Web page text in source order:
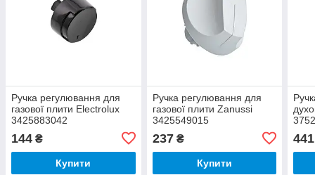
Ручка регулювання для
газової плити Electrolux
3425883042
144 ₴
Купити
Ручка регулювання для
газової плити Zanussi
3425549015
237₴
Купити
441